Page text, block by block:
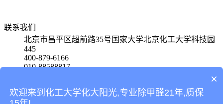
联系我们
北京市昌平区超前路35号国家大学北京化工大学科技园
445
400-879-6166
010-88588817
首页
×
欢迎来到化工大学化大阳光,专业除甲醛21年,质保